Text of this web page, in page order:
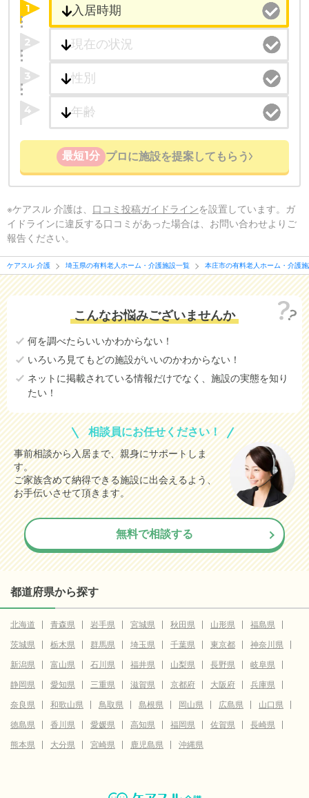
1
2
3
4
最短1分 プロに施設を提案してもらう
※ケアスル 介護は、 口コミ投稿ガイドラインを設置しています。ガ
イドラインに違反する口コミがあった場合は、お問い合わせよりご
報告ください。
ケアスル 介護 埼玉県の有料老人ホーム・介護施設一覧 本庄市の有料老人ホーム・介護
こんなお悩みございませんか
何を調べたらいいかわからない！
いろいろ見てもどの施設がいいのかわからない！
ネットに掲載されている情報だけでなく、施設の実態を知り
たい！
相談員にお任せください！
事前相談から入居まで、親身にサポートしま
す。
ご家族含めて納得できる施設に出会えるよう、
お手伝いさせて頂きます。
無料で相談する
都道府県から探す
北海道 青森県 岩手県 宮城県 秋田県 山形県
福島県
茨城県
栃木県 群馬県 埼玉県 千葉県 東京都
神奈川県
新潟県
富山県 石川県 福井県 山梨県 長野県
岐阜県
静岡県
愛知県 三重県 滋賀県 京都府 大阪府
兵庫県
奈良県
和歌山県 鳥取県 島根県 岡山県 広島県
山口県
徳島県
香川県 愛媛県 高知県 福岡県 佐賀県
長崎県
熊本県
大分県 宮崎県 鹿児島県 沖縄県